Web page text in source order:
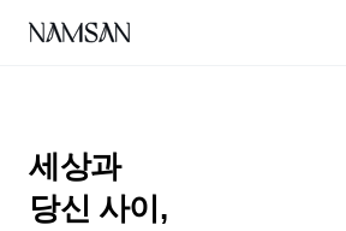
세상과